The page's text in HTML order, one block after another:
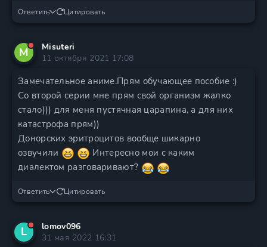
Ответить Цитировать
M
Misuteri
11 октября 2021 17:08
Замечательное аниме.Прям обучающее пособие :)
Со второй серии мне прям свой организм жалко
стало))) для меня пустячная царапина, а для них
катастрофа прям))
Донорских эритроцитов вообще шикарно
озвучили
Интересно мои с каким
диалектом разговаривают?
Ответить Цитировать
L
lomov096
31 мая 2022 16:31